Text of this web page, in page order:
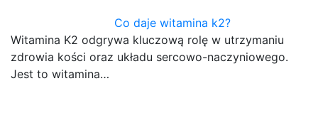
Co daje witamina k2?
Witamina K2 odgrywa kluczową rolę w utrzymaniu
zdrowia kości oraz układu sercowo-naczyniowego.
Jest to witamina…